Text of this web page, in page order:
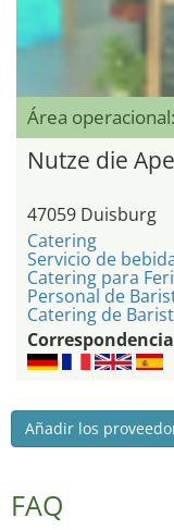
Área
Nutze die
47059 Duisburg
Catering
Servicio de
Catering para
Personal de
Catering de
Añadir los
FAQ